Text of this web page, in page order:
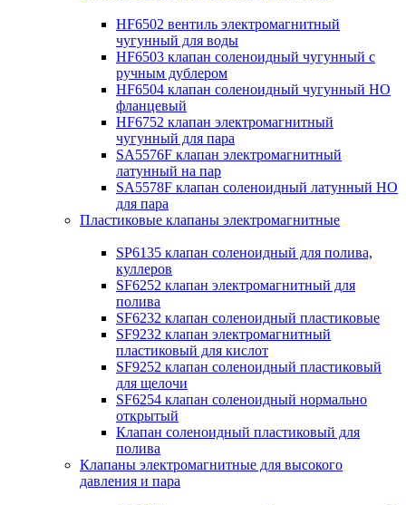
HF6502 вентиль электромагнитный
чугунный для воды
HF6503 клапан соленоидный чугунный с
ручным дублером
HF6504 клапан соленоидный чугунный НО
фланцевый
HF6752 клапан электромагнитный
чугунный для пара
SA5576F клапан электромагнитный
латунный на пар
SA5578F клапан соленоидный латунный НО
для пара
Пластиковые клапаны электромагнитные
SP6135 клапан соленоидный для полива,
куллеров
SF6252 клапан электромагнитный для
полива
SF6232 клапан соленоидный пластиковые
SF9232 клапан электромагнитный
пластиковый для кислот
SF9252 клапан соленоидный пластиковый
для щелочи
SF6254 клапан соленоидный нормально
открытый
Клапан соленоидный пластиковый для
полива
Клапаны электромагнитные для высокого
давления и пара